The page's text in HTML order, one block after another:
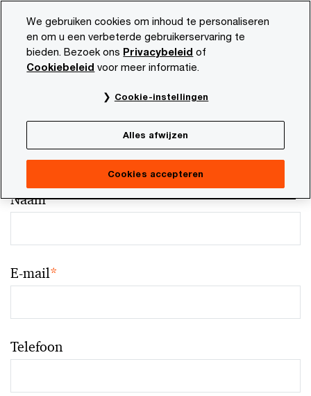
content
footer
Your comments & suggestions
Required fields are marked with an asterisk(
Eugénie Krijnsen
Naam*
E-mail*
Telefoon
We gebruiken cookies om inhoud te personaliseren
en om u een verbeterde gebruikerservaring te
bieden. Bezoek ons Privacybeleid of
Cookiebeleid voor meer informatie.
Cookie-instellingen
Alles afwijzen
Cookies accepteren